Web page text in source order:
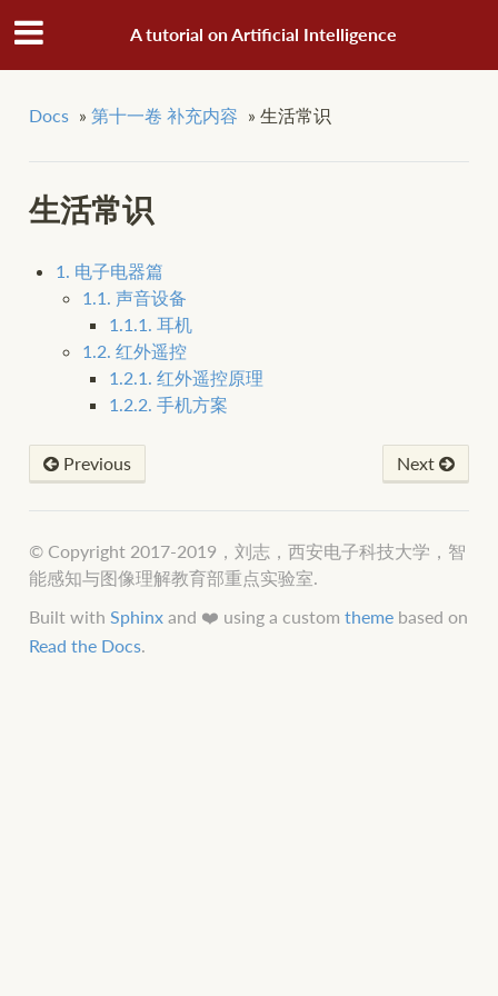
A tutorial on Artificial Intelligence
Docs » 第十一卷 补充内容 » 生活常识
生活常识
1. 电子电器篇
1.1. 声音设备
1.1.1. 耳机
1.2. 红外遥控
1.2.1. 红外遥控原理
1.2.2. 手机方案
Next
Previous
© Copyright 2017-2019，刘志，西安电子科技大学，智
能感知与图像理解教育部重点实验室.
Built with Sphinxand ❤️ using a custom themebased on
Read the Docs.